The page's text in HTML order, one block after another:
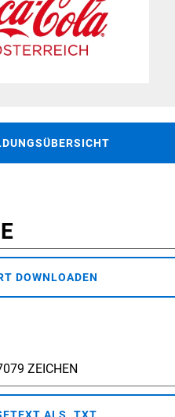
DOWNLOADEN
ZEICHEN